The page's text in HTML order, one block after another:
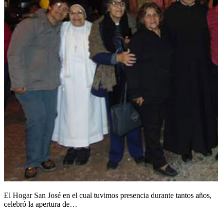
El Hogar San José en el cual tuvimos presencia durante tantos años,
celebró la apertura de…